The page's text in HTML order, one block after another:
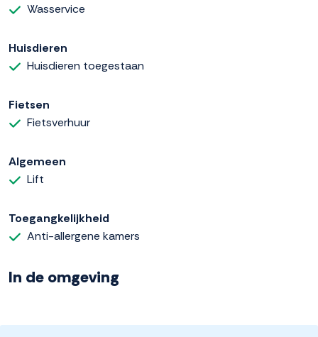
Wasservice
Huisdieren
Huisdieren toegestaan
Fietsen
Fietsverhuur
Algemeen
Lift
Toegangkelijkheid
Anti-allergene kamers
In de omgeving